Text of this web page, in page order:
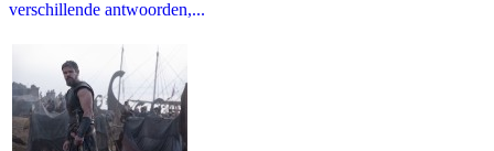
verschillende antwoorden,...